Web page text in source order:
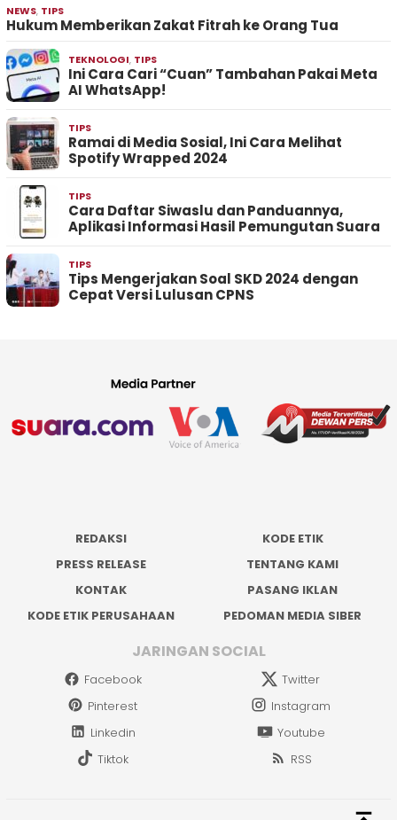
NEWS, TIPS
Hukum Memberikan Zakat Fitrah ke Orang Tua
TEKNOLOGI, TIPS
Ini Cara Cari “Cuan” Tambahan Pakai Meta
AI WhatsApp!
TIPS
Ramai di Media Sosial, Ini Cara Melihat
Spotify Wrapped 2024
TIPS
Cara Daftar Siwaslu dan Panduannya,
Aplikasi Informasi Hasil Pemungutan Suara
TIPS
Tips Mengerjakan Soal SKD 2024 dengan
Cepat Versi Lulusan CPNS
REDAKSI
KODE ETIK
PRESS RELEASE
TENTANG KAMI
KONTAK
PASANG IKLAN
KODE ETIK PERUSAHAAN
PEDOMAN MEDIA SIBER
JARINGAN SOCIAL
Facebook
Twitter
Pinterest
Instagram
Linkedin
Youtube
Tiktok
RSS